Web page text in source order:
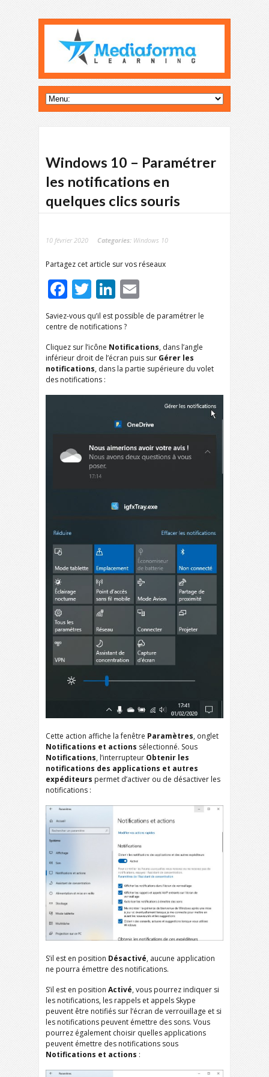
Windows 10 – Paramétrer
les notifications en
quelques clics souris
10 février 2020 Categories: Windows 10
Partagez cet article sur vos réseaux
Facebook
TwitterLinkedIn
Saviez-vous qu’il est possible de paramétrer le
centre de notifications ?
Cliquez sur l’icône Notifications, dans l’angle
inférieur droit de l’écran puis sur Gérer les
notifications, dans la partie supérieure du volet
des notifications :
Cette action affiche la fenêtre Paramètres, onglet
Notifications et actions sélectionné. Sous
Notifications, l’interrupteur Obtenir les
notifications des applications et autres
expéditeurs permet d’activer ou de désactiver les
notifications :
S’il est en position Désactivé, aucune application
ne pourra émettre des notifications.
S’il est en position Activé, vous pourrez indiquer si
les notifications, les rappels et appels Skype
peuvent être notifiés sur l’écran de verrouillage et si
les notifications peuvent émettre des sons. Vous
pourrez également choisir quelles applications
peuvent émettre des notifications sous
Notifications et actions :